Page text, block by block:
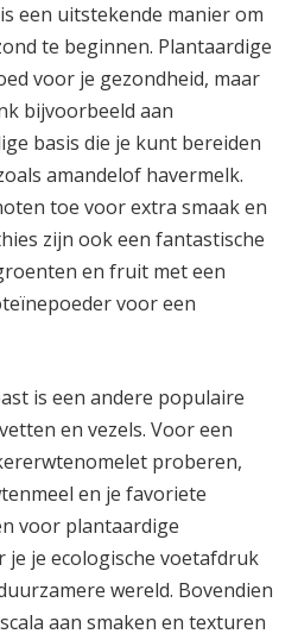
een uitstekende manier om
te beginnen. Plantaardige
voor je gezondheid, maar
bijvoorbeeld aan
basis die je kunt bereiden
amandelof havermelk.
toe voor extra smaak en
zijn ook een fantastische
en fruit met een
voor een
is een andere populaire
en vezels. Voor een
proberen,
en je favoriete
voor plantaardige
je ecologische voetafdruk
wereld. Bovendien
aan smaken en texturen